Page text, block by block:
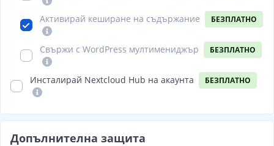
Активирай кеширане на съдържание БЕЗПЛАТНО
Свържи с WordPress мултимениджър БЕЗПЛАТНО
Инсталирай Nextcloud Hub на акаунта БЕЗПЛАТНО
Допълнителна защита